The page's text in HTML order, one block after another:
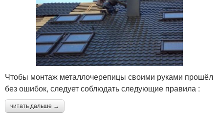
Чтобы монтаж металлочерепицы своими руками прошёл
без ошибок, следует соблюдать следующие правила :
читать дальше →